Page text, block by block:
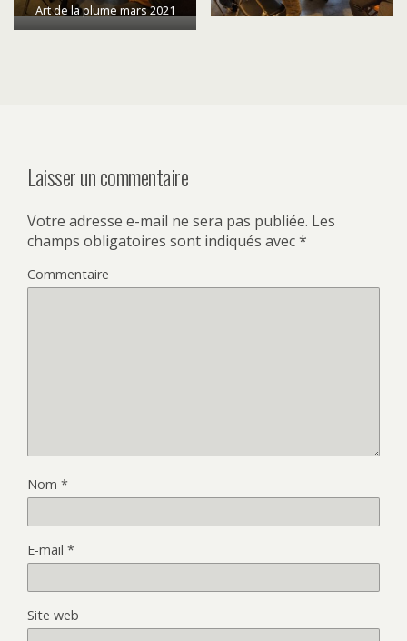
Art de la plume mars 2021
Laisser un commentaire
Votre adresse e-mail ne sera pas publiée. Les
champs obligatoires sont indiqués avec*
Commentaire
Nom *
E-mail *
Site web